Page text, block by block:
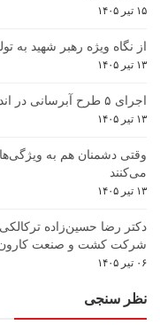
۱۵ تیر ۱۴۰۵
از نگاه ویژه رهبر شهید به
۱۳ تیر ۱۴۰۵
اجرای ۵ طرح آبرسانی در اندیمشک با اعتبار بیش از۱۵۰۰ میلیارد ریال
۱۳ تیر ۱۴۰۵
وقتی دشمنان هم به
می‌کنند
۱۳ تیر ۱۴۰۵
دکتر رضا حسین‌زاده
شرکت کشت و صنعت
۰۶ تیر ۱۴۰۵
نظر سنجی